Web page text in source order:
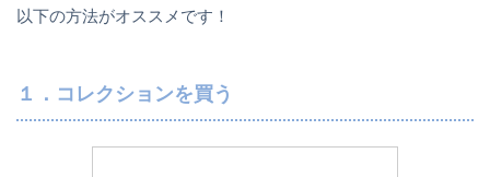
以下の方法がオススメです！
１．コレクションを買う